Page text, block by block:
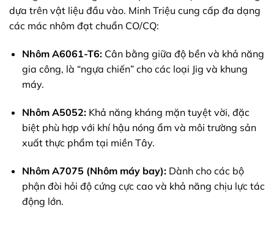
dựa trên vật liệu đầu vào. Minh Triệu cung cấp đa dạng
các mác nhôm đạt chuẩn CO/CQ:
Nhôm A6061-T6:Cân bằng giữa độ bền và khả năng
gia công, là “ngựa chiến” cho các loại Jig và khung
máy.
Nhôm A5052:Khả năng kháng mặn tuyệt vời, đặc
biệt phù hợp với khí hậu nóng ẩm và môi trường sản
xuất thực phẩm tại miền Tây.
Nhôm A7075 (Nhôm máy bay):Dành cho các bộ
phận đòi hỏi độ cứng cực cao và khả năng chịu lực tác
động lớn.